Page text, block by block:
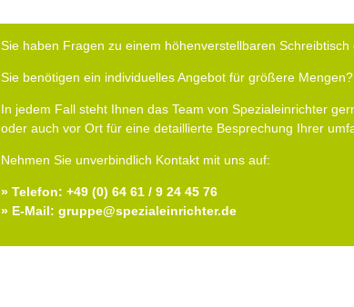
Sie haben Fragen zu einem höhenverstellbaren
Sie benötigen ein individuelles Angebot für größere Mengen?
In jedem Fall steht Ihnen das Team von Spezialeinrichter
oder auch vor Ort für eine detaillierte Besprechung Ihrer
Nehmen Sie unverbindlich Kontakt mit uns auf:
» Telefon: +49 (0) 64 61 / 9 24 45 76
» E-Mail: gruppe@spezialeinrichter.de